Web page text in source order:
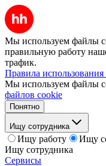
Мы используем файлы
правильную работу
трафик.
Правила
Мы используем файлы
файлов cookie
Понятно
Ищу сотрудника
Ищу работу
Ищу
Ищу сотрудника
Сервисы